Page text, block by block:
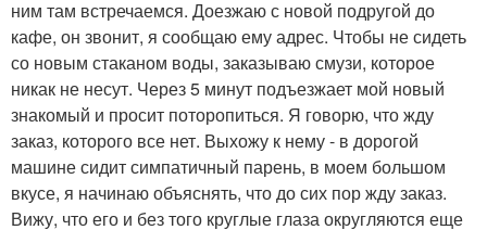
ним там встречаемся. Доезжаю с новой подругой до
кафе, он звонит, я сообщаю ему адрес. Чтобы не сидеть
со новым стаканом воды, заказываю смузи, которое
никак не несут. Через 5 минут подъезжает мой новый
знакомый и просит поторопиться. Я говорю, что жду
заказ, которого все нет. Выхожу к нему - в дорогой
машине сидит симпатичный парень, в моем большом
вкусе, я начинаю объяснять, что до сих пор жду заказ.
Вижу, что его и без того круглые глаза округляются еще